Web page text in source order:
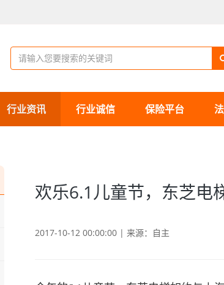
行业资讯 行业诚信 保险平台
欢乐6.1儿童节，东芝电
2017-10-12 00:00:00 | 来源：自主